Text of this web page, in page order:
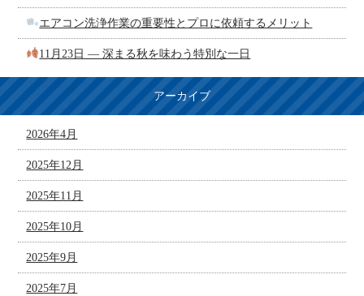
エアコン洗浄作業の重要性とプロに依頼するメリット
11月23日 ― 深まる秋を味わう特別な一日
アーカイブ
2026年4月
2025年12月
2025年11月
2025年10月
2025年9月
2025年7月